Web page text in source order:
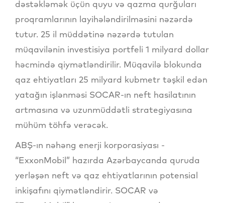
dəstəkləmək üçün quyu və qazma qurğuları
proqramlarının layihələndirilməsini nəzərdə
tutur. 25 il müddətinə nəzərdə tutulan
müqavilənin investisiya portfeli 1 milyard dollar
həcmində qiymətləndirilir. Müqavilə blokunda
qaz ehtiyatları 25 milyard kubmetr təşkil edən
yatağın işlənməsi SOCAR-ın neft hasilatının
artmasına və uzunmüddətli strategiyasına
mühüm töhfə verəcək.
ABŞ-ın nəhəng enerji korporasiyası -
“ExxonMobil” hazırda Azərbaycanda quruda
yerləşən neft və qaz ehtiyatlarının potensial
inkişafını qiymətləndirir. SOCAR və